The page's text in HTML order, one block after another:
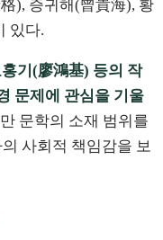
), 증귀해(曾貴海), 황
있다.
기(廖鴻基) 등의 작
문제에 관심을 기울
문학의 소재 범위를
사회적 책임감을 보